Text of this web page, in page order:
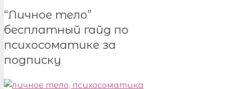
“Личное тело”
бесплатный гайд по
психосоматике за
подписку